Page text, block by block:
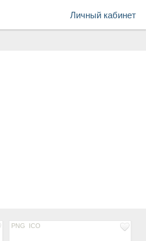
Личный кабинет
PNG ICO